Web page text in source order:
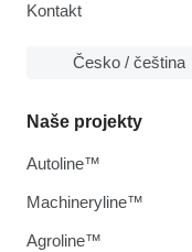
Kontakt
Česko / čeština
Naše projekty
Autoline™
Machineryline™
Agroline™